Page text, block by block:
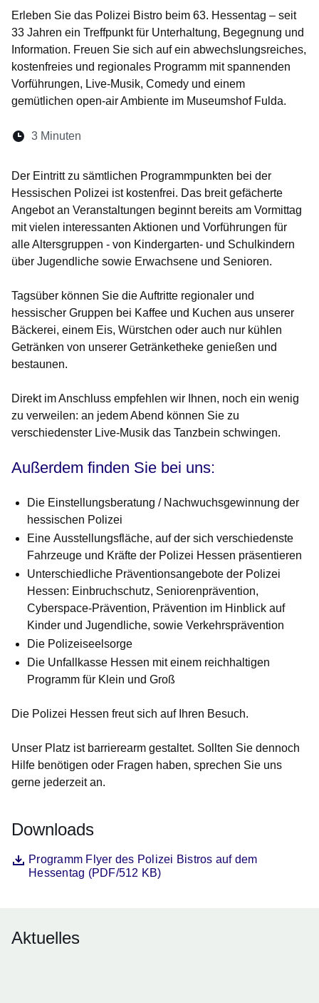
Erleben Sie das Polizei Bistro beim 63. Hessentag – seit
33 Jahren ein Treffpunkt für Unterhaltung, Begegnung und
Information. Freuen Sie sich auf ein abwechslungsreiches,
kostenfreies und regionales Programm mit spannenden
Vorführungen, Live-Musik, Comedy und einem
gemütlichen open-air Ambiente im Museumshof Fulda.
Lesedauer:
3 Minuten
Der Eintritt zu sämtlichen Programmpunkten bei der
Hessischen Polizei ist kostenfrei. Das breit gefächerte
Angebot an Veranstaltungen beginnt bereits am Vormittag
mit vielen interessanten Aktionen und Vorführungen für
alle Altersgruppen - von Kindergarten- und Schulkindern
über Jugendliche sowie Erwachsene und Senioren.
Tagsüber können Sie die Auftritte regionaler und
hessischer Gruppen bei Kaffee und Kuchen aus unserer
Bäckerei, einem Eis, Würstchen oder auch nur kühlen
Getränken von unserer Getränketheke genießen und
bestaunen.
Direkt im Anschluss empfehlen wir Ihnen, noch ein wenig
zu verweilen: an jedem Abend können Sie zu
verschiedenster Live-Musik das Tanzbein schwingen.
Außerdem finden Sie bei uns:
Die Einstellungsberatung / Nachwuchsgewinnung der
hessischen Polizei
Eine Ausstellungsfläche, auf der sich verschiedenste
Fahrzeuge und Kräfte der Polizei Hessen präsentieren
Unterschiedliche Präventionsangebote der Polizei
Hessen: Einbruchschutz, Seniorenprävention,
Cyberspace-Prävention, Prävention im Hinblick auf
Kinder und Jugendliche, sowie Verkehrsprävention
Die Polizeiseelsorge
Die Unfallkasse Hessen mit einem reichhaltigen
Programm für Klein und Groß
Die Polizei Hessen freut sich auf Ihren Besuch.
Unser Platz ist barrierearm gestaltet. Sollten Sie dennoch
Hilfe benötigen oder Fragen haben, sprechen Sie uns
gerne jederzeit an.
Downloads
DateiProgramm Flyer des Polizei Bistros auf dem
Hessentag (PDF/512 KB)
Öffnet sich in einem neuen Fenster
Aktuelles